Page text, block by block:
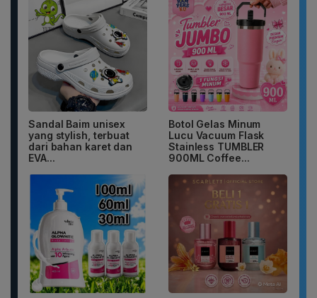
Sandal Baim unisex
yang stylish, terbuat
dari bahan karet dan
EVA...
Botol Gelas Minum
Lucu Vacuum Flask
Stainless TUMBLER
900ML Coffee...